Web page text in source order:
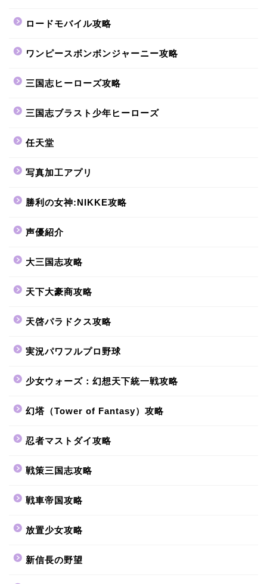
ロードモバイル攻略
ワンピースボンボンジャーニー攻略
三国志ヒーローズ攻略
三国志ブラスト少年ヒーローズ
任天堂
写真加工アプリ
勝利の女神:NIKKE攻略
声優紹介
大三国志攻略
天下大豪商攻略
天啓パラドクス攻略
実況パワフルプロ野球
少女ウォーズ：幻想天下統一戦攻略
幻塔（Tower of Fantasy）攻略
忍者マストダイ攻略
戦策三国志攻略
戦車帝国攻略
放置少女攻略
新信長の野望